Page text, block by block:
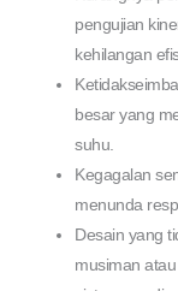
pengujian
kehilangan
besar yang
suhu.
Kegagalan
menunda
Desain yang
musiman